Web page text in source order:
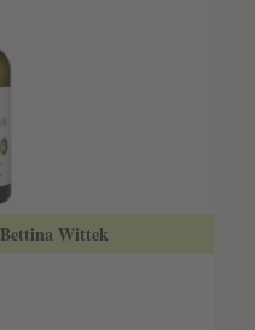
Bettina Wittek